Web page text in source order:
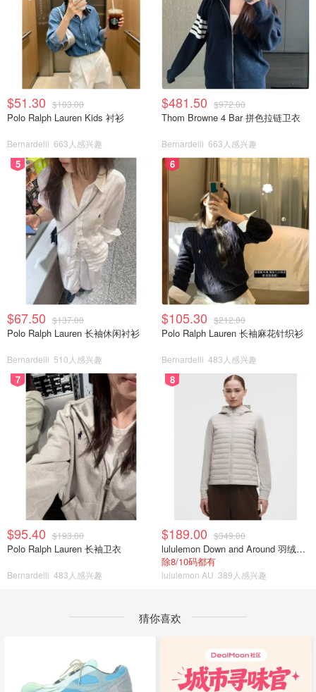
$51.30 $103.00
Polo Ralph Lauren Kids 衬衫
Bernardelli 663人感兴趣
$481.50 $972.00
Thom Browne 4 Bar 拼色拉链卫衣
Bernardelli 663人感兴趣
5
$67.50 $137.00
Polo Ralph Lauren 长袖休闲衬衫
Bernardelli 510人感兴趣
6
$105.30 $212.00
Polo Ralph Lauren 长袖麻花针织衫
Bernardelli 483人感兴趣
7
$95.40 $193.00
Polo Ralph Lauren 长袖卫衣
Bernardelli 483人感兴趣
8
$189.00 $349.00
lululemon Down and Around 羽绒夹克
除8/10码都有
lululemon AU 389人感兴趣
猜你喜欢